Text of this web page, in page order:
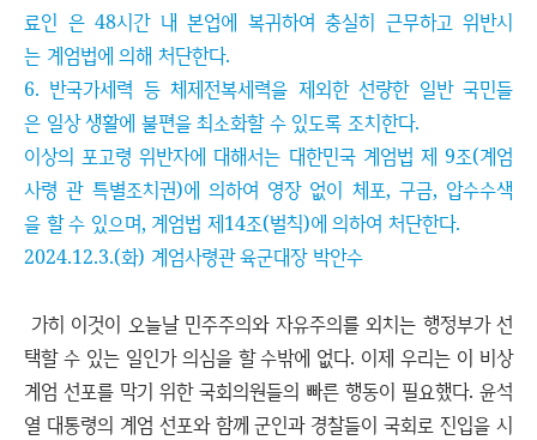
료인 은 48시간 내 본업에 복귀하여 충실히 근무하고 위반시
는 계엄법에 의해 처단한다.
6. 반국가세력 등 체제전복세력을 제외한 선량한 일반 국민들
은 일상 생활에 불편을 최소화할 수 있도록 조치한다.
이상의 포고령 위반자에 대해서는 대한민국 계엄법 제 9조(계엄
사령 관 특별조치권)에 의하여 영장 없이 체포, 구금, 압수수색
을 할 수 있으며, 계엄법 제14조(벌칙)에 의하여 처단한다.
2024.12.3.(화) 계엄사령관 육군대장 박안수
가히 이것이 오늘날 민주주의와 자유주의를 외치는 행정부가 선
택할 수 있는 일인가 의심을 할 수밖에 없다. 이제 우리는 이 비상
계엄 선포를 막기 위한 국회의원들의 빠른 행동이 필요했다. 윤석
열 대통령의 계엄 선포와 함께 군인과 경찰들이 국회로 진입을 시